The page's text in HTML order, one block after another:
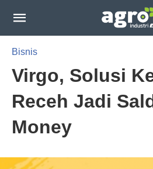
Bisnis
Virgo, Solusi
Receh Jadi
Money